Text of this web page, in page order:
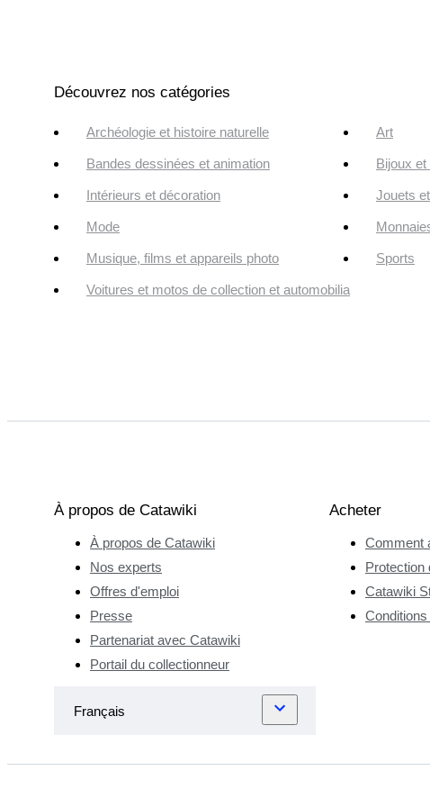
Découvrez nos catégories
Archéologie et histoire naturelle Art
Bandes dessinées et animation Bijoux
Intérieurs et décoration Jouets
Mode
Musique, films et appareils photo Sports
Voitures et motos de collection et automobilia
À propos de Catawiki
À propos de Catawiki
Nos experts
Offres d'emploi
Presse
Partenariat avec Catawiki
Portail du collectionneur
Acheter
Comment
Protection
Catawiki